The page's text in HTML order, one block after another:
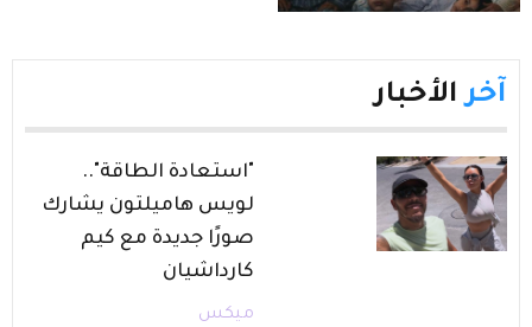
آخر الأخبار
"استعادة الطاقة"..
لويس هاميلتون يشارك
صورًا جديدة مع كيم
كارداشيان
ميكس